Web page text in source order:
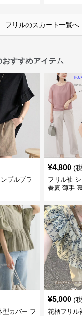
フリルのスカート一覧へ
すすめアイテム
プルブラ
¥4,800 (
フリル袖
春夏 薄手
型カバー フ
¥5,000 (
花柄フリル